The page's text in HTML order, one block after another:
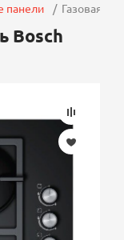
панели Газовая
Bosch